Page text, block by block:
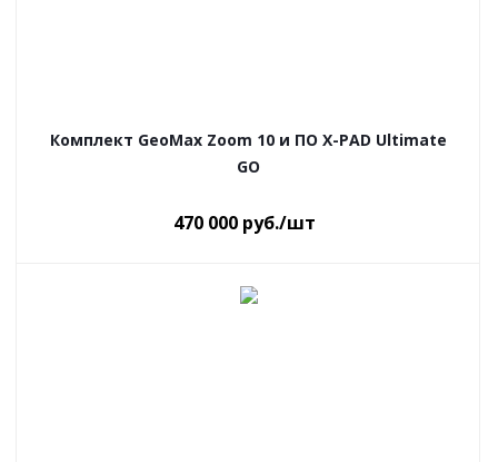
Комплект GeoMax Zoom 10 и ПО X-PAD Ultimate
GO
470 000 руб./шт